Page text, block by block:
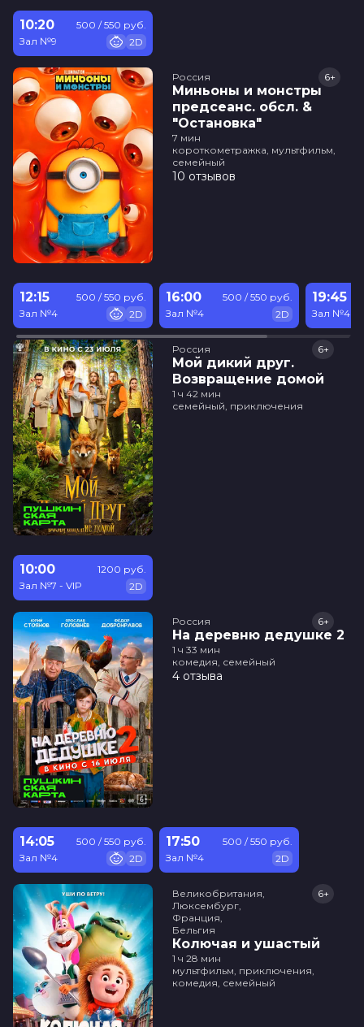
10:20
Зал №9
500 / 550 руб.
2D
Россия
Миньоны и монстры
предсеанс. обсл. &
"Остановка"
6+
7 мин
короткометражка, мультфильм,
семейный
10 отзывов
12:15
Зал №4
500 / 550 руб.
2D
16:00
Зал №4
500 / 550 руб.
2D
19:45
Зал №4
Россия
Мой дикий друг.
Возвращение домой
6+
1 ч 42 мин
семейный, приключения
10:00
Зал №7 - VIP
1200 руб.
2D
Россия
На деревню дедушке 2
6+
1 ч 33 мин
комедия, семейный
4 отзыва
14:05
Зал №4
500 / 550 руб.
2D
17:50
Зал №4
500 / 550 руб.
2D
Великобритания,
Люксембург,
Франция,
Бельгия
Колючая и ушастый
6+
1 ч 28 мин
мультфильм, приключения,
комедия, семейный